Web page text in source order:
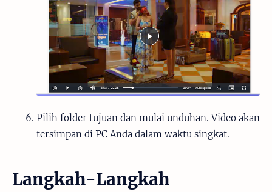
Pilih folder tujuan dan mulai unduhan. Video akan
tersimpan di PC Anda dalam waktu singkat.
Langkah-Langkah